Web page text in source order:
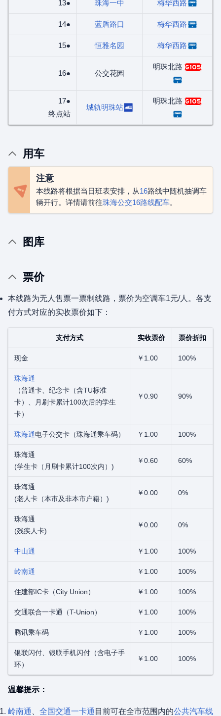
13● 珠海一中 梅华西路
14● 蓝盾路口 梅华西路
15● 恒雅名园 梅华西路
16● 公交花园
明珠北路 G105
17●
终点站
城轨明珠站
明珠北路 G105
用车
注意
本线路将根据当日班表安排，从16路线中随机抽调车
辆开行。详情请前往珠海公交16路线配车。
图库
票价
本线路为无人售票一票制线路，票价为空调车1元/人。各支
付方式对应的实收票价如下：
支付方式 实收票价 票价折扣
现金 ￥1.00 100%
珠海通
（普通卡、纪念卡（含TU标准
卡）、月刷卡累计100次后的学生
卡）
￥0.90 90%
珠海通电子公交卡（珠海通乘车码） ￥1.00 100%
珠海通
(学生卡（月刷卡累计100次内）)
￥0.60 60%
珠海通
(老人卡（本市及非本市户籍）)
￥0.00 0%
珠海通
(残疾人卡)
￥0.00 0%
中山通 ￥1.00 100%
岭南通 ￥1.00 100%
住建部IC卡（City Union） ￥1.00 100%
交通联合一卡通（T-Union） ￥1.00 100%
腾讯乘车码 ￥1.00 100%
银联闪付、银联手机闪付（含电子手
环）
￥1.00 100%
温馨提示：
岭南通 全国交通一卡通 目前可在全市范围内的公共汽车线